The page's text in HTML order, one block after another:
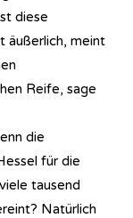
diese
äußerlich, meint
Reife, sage
die
für die
tausend
Natürlich